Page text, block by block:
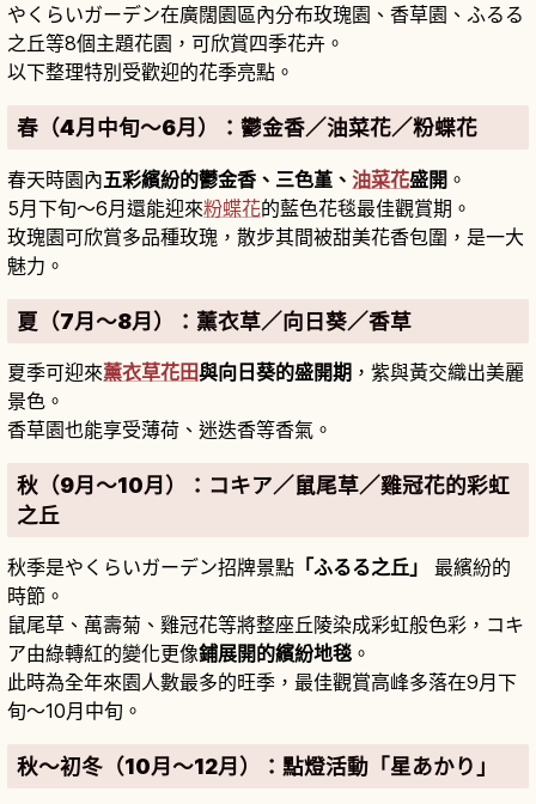
やくらいガーデン在廣闊園區內分布玫瑰園、香草園、ふるる
之丘等8個主題花園，可欣賞四季花卉。
以下整理特別受歡迎的花季亮點。
春（4月中旬～6月）：鬱金香／油菜花／粉蝶花
春天時園內五彩繽紛的鬱金香、三色堇、 油菜花盛開 。
5月下旬～6月還能迎來粉蝶花的藍色花毯最佳觀賞期。
玫瑰園可欣賞多品種玫瑰，散步其間被甜美花香包圍，是一大
魅力。
夏（7月～8月）：薰衣草／向日葵／香草
夏季可迎來薰衣草花田與向日葵的盛開期 ，紫與黃交織出美麗
景色。
香草園也能享受薄荷、迷迭香等香氣。
秋（9月～10月）：コキア／鼠尾草／雞冠花的彩虹
之丘
秋季是やくらいガーデン招牌景點 「ふるる之丘」
最繽紛的
時節。
鼠尾草、萬壽菊、雞冠花等將整座丘陵染成彩虹般色彩，コキ
ア由綠轉紅的變化更像鋪展開的繽紛地毯 。
此時為全年來園人數最多的旺季，最佳觀賞高峰多落在9月下
旬～10月中旬。
秋～初冬（10月～12月）：點燈活動「星あかり」